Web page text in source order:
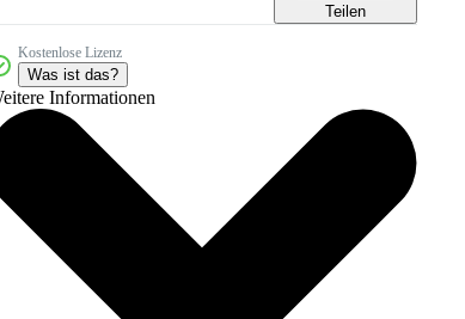
Teilen
Kostenlose Lizenz
Was ist das?
Informationen